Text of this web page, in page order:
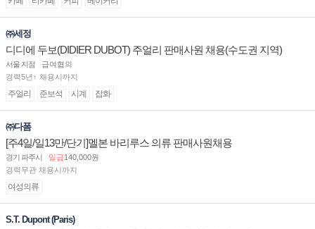
㈜세정
디디에 두보(DIDIER DUBOT) 주얼리 판매사원 채용(수도권 지역)
서울 지점
급여협의
경력5년↑ 채용시까지
주얼리 준보석 시계 잡화
㈜다폼
[주4일/일13만/단기]멜본 바리루스 의류 판매사원채용
경기 파주시 일급140,000원
경력무관 채용시까지
여성의류
S.T. Dupont (Paris)